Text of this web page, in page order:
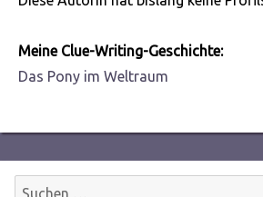
Meine Clue-Writing-Geschichte:
Das Pony im Weltraum
Suchen